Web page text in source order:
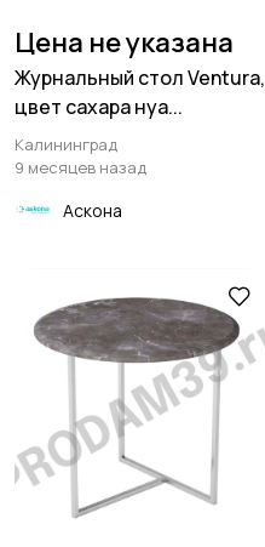
Цена не указана
Журнальный стол Ventura,
цвет сахара нуа...
Калининград
9 месяцев назад
Аскона